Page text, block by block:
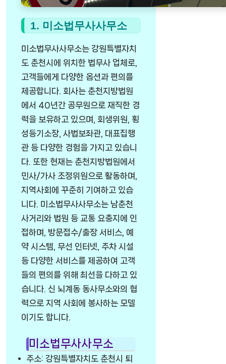
1. 미소법무사사무소
미소법무사사무소는 강원특별자치
도 춘천시에 위치한 법무사 업체로,
고객들에게 다양한 옵션과 편의를
제공합니다. 회사는 춘천지방법원
에서 40년간 공무원으로 재직한 경
력을 보유하고 있으며, 회생위원, 횡
성등기소장, 사법보좌관, 대표집행
관 등 다양한 경험을 가지고 있습니
다. 또한 현재는 춘천지방법원에서
민사/가사 조정위원으로 활동하며,
지역사회에 꾸준히 기여하고 있습
니다. 미소법무사사무소는 남춘천
사거리와 법원 등 교통 요충지에 인
접하며, 방문접수/출장 서비스, 예
약 시스템, 무선 인터넷, 주차 시설
등 다양한 서비스를 제공하여 고객
들의 편의를 위해 최선을 다하고 있
습니다. 신 뇌계동 동사무소와의 협
력으로 지역 사회에 봉사하는 모델
이기도 합니다.
미소법무사사무소
주소: 강원특별자치도 춘천시 퇴